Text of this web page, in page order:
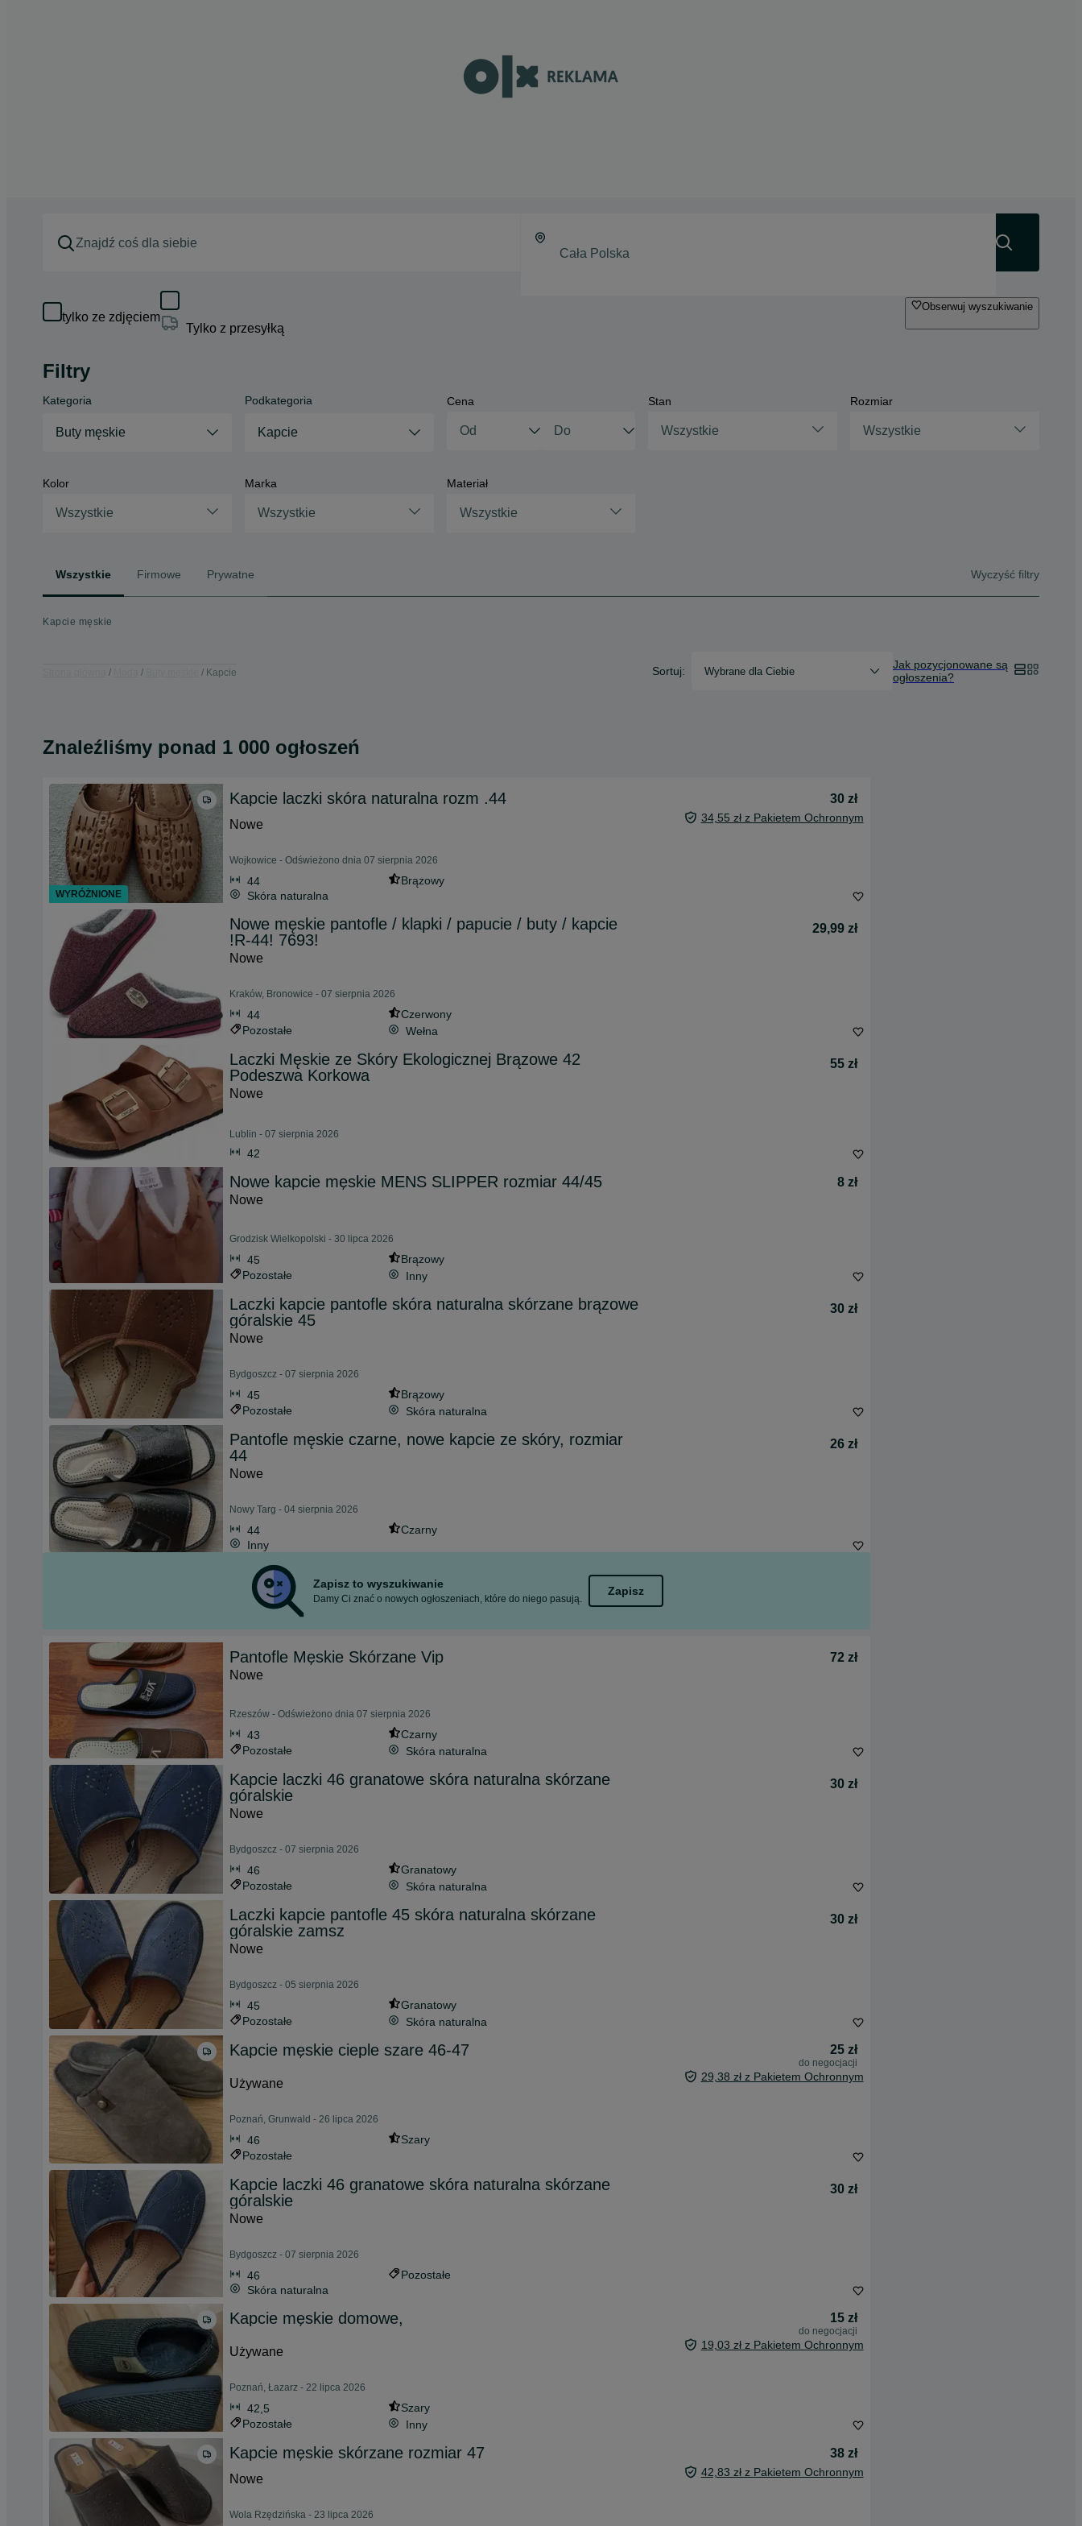
tylko ze zdjęciem
Tylko z przesyłką
Obserwuj wyszukiwanie
Filtry
Kategoria
Buty męskie
Podkategoria
Kapcie
Cena Stan
Wszystkie
Rozmiar
Wszystkie
Kolor
Wszystkie
Marka
Wszystkie
Materiał
Wszystkie
Wszystkie Firmowe Prywatne Wyczyść filtry
Kapcie męskie
Kapcie Sortuj: Wybrane dla Ciebie
Jak pozycjonowane są
ogłoszenia?
Znaleźliśmy ponad 1 000 ogłoszeń
Kapcie laczki skóra naturalna rozm .44
30 zł
Nowe
34,55 zł z Pakietem Ochronnym
Wojkowice - Odświeżono dnia 07 sierpnia 2026
44
Brązowy
Skóra naturalna
Nowe męskie pantofle / klapki / papucie / buty / kapcie
!R-44! 7693!
29,99 zł
Nowe
Kraków, Bronowice - 07 sierpnia 2026
44
Czerwony
Pozostałe
Wełna
Laczki Męskie ze Skóry Ekologicznej Brązowe 42
Podeszwa Korkowa
55 zł
Nowe
Lublin - 07 sierpnia 2026
42
Nowe kapcie męskie MENS SLIPPER rozmiar 44/45
8 zł
Nowe
Grodzisk Wielkopolski - 30 lipca 2026
45
Brązowy
Pozostałe
Inny
Laczki kapcie pantofle skóra naturalna skórzane brązowe
góralskie 45
30 zł
Nowe
Bydgoszcz - 07 sierpnia 2026
45
Brązowy
Pozostałe
Skóra naturalna
Pantofle męskie czarne, nowe kapcie ze skóry, rozmiar
44
26 zł
Nowe
Nowy Targ - 04 sierpnia 2026
44
Czarny
Inny
Zapisz to wyszukiwanie
Damy Ci znać o nowych ogłoszeniach, które do niego pasują.
Zapisz
Pantofle Męskie Skórzane Vip
72 zł
Nowe
Rzeszów - Odświeżono dnia 07 sierpnia 2026
43
Czarny
Pozostałe
Skóra naturalna
Kapcie laczki 46 granatowe skóra naturalna skórzane
góralskie
30 zł
Nowe
Bydgoszcz - 07 sierpnia 2026
46
Granatowy
Pozostałe
Skóra naturalna
Laczki kapcie pantofle 45 skóra naturalna skórzane
góralskie zamsz
30 zł
Nowe
Bydgoszcz - 05 sierpnia 2026
45
Granatowy
Pozostałe
Skóra naturalna
Kapcie męskie cieple szare 46-47 25 zł
do negocjacji
Używane 29,38 zł z Pakietem Ochronnym
Poznań, Grunwald - 26 lipca 2026
46
Szary
Pozostałe
Kapcie laczki 46 granatowe skóra naturalna skórzane
góralskie
30 zł
Nowe
Bydgoszcz - 07 sierpnia 2026
46
Pozostałe
Skóra naturalna
Kapcie męskie domowe, 15 zł
do negocjacji
Używane 19,03 zł z Pakietem Ochronnym
Poznań, Łazarz - 22 lipca 2026
42,5
Szary
Pozostałe
Inny
Kapcie męskie skórzane rozmiar 47
38 zł
Nowe
42,83 zł z Pakietem Ochronnym
Wola Rzędzińska - 23 lipca 2026
WYRÓŻNIONE